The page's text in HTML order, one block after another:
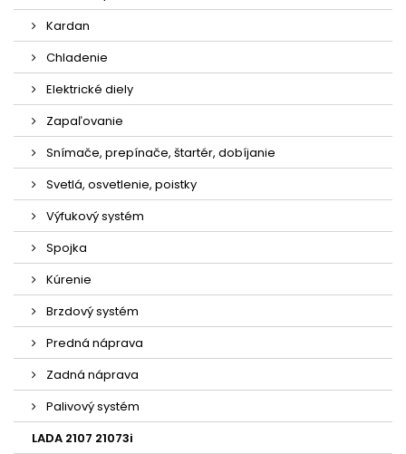
Kardan
Chladenie
Elektrické diely
Zapaľovanie
Snímače, prepínače, štartér, dobíjanie
Svetlá, osvetlenie, poistky
Výfukový systém
Spojka
Kúrenie
Brzdový systém
Predná náprava
Zadná náprava
Palivový systém
LADA 2107 21073i